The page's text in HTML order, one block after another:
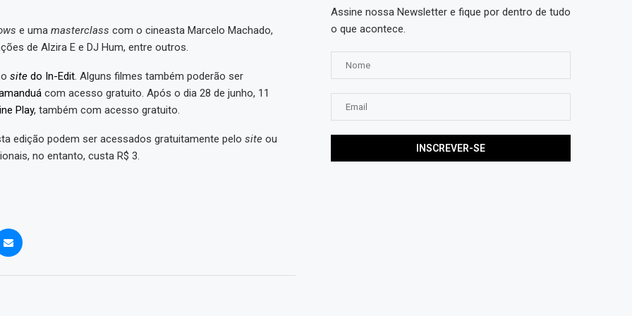
e uma masterclass com o cineasta Marcelo Machado,
de Alzira E e DJ Hum, entre outros.
site do In-Edit. Alguns filmes também poderão ser
com acesso gratuito. Após o dia 28 de junho, 11
Play, também com acesso gratuito.
edição podem ser acessados gratuitamente pelo site ou
no entanto, custa R$ 3.
Assine nossa Newsletter e fique por dentro de tudo
o que acontece.